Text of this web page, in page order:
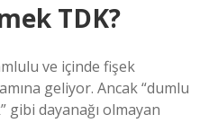
TDK?
ve içinde fişek
geliyor. Ancak “dumlu
gibi dayanağı olmayan